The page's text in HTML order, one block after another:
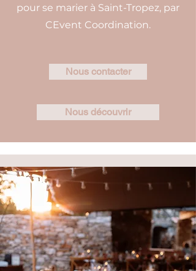
pour se marier à Saint-Tropez, par
CEvent Coordination.
Nous contacter
Nous découvrir